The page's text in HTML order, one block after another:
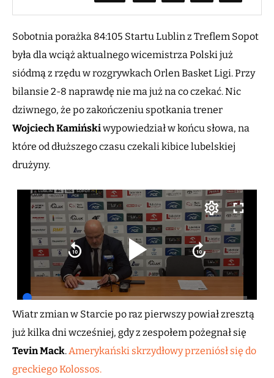
Sobotnia porażka 84:105 Startu Lublin z Treflem Sopot
była dla wciąż aktualnego wicemistrza Polski już
siódmą z rzędu w rozgrywkach Orlen Basket Ligi. Przy
bilansie 2-8 naprawdę nie ma już na co czekać. Nic
dziwnego, że po zakończeniu spotkania trener
Wojciech Kamińskiwypowiedział w końcu słowa, na
które od dłuższego czasu czekali kibice lubelskiej
drużyny.
Wiatr zmian w Starcie po raz pierwszy powiał zresztą
już kilka dni wcześniej, gdy z zespołem pożegnał się
Tevin Mack.Amerykański skrzydłowy przeniósł się do
greckiego Kolossos.